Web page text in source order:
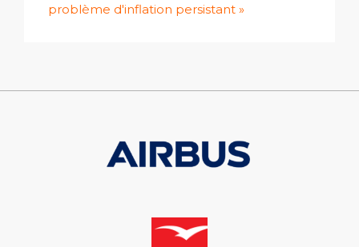
problème d'inflation persistant »